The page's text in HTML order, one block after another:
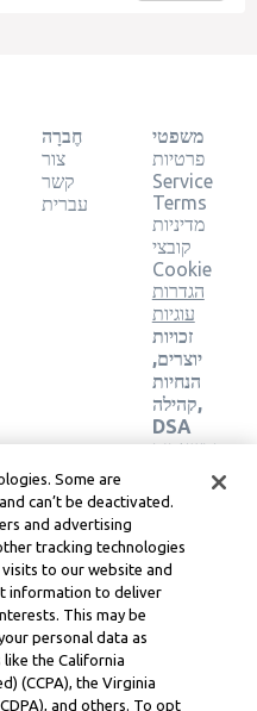
חֶברָה
צור
קשר
עברית
משפטי
פרטיות
Service
Terms
מדיניות
קובצי
Cookie
הגדרות
עוגיות
זכויות
יוצרים,
הנחיות
קהילה,
DSA
ומשאבים
משפטיים
אחרים
משפטי
Learneo
תנאי
השירות
Inc. business
Some are
can’t be deactivated.
and advertising
tracking technologies
to our website and
information to deliver
This may be
personal data as
like the California
(CCPA), the Virginia
and others. To opt